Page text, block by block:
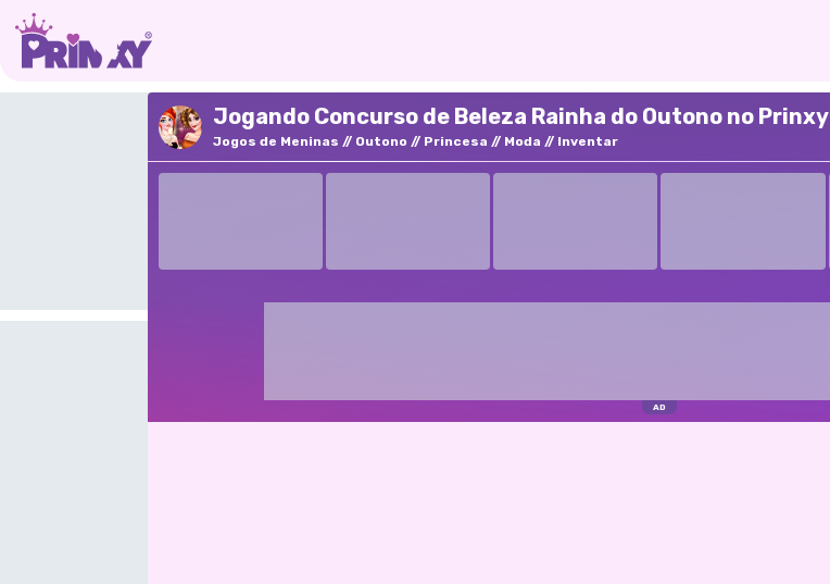
Jogando Concurso de Beleza Rainha do Outono no Prinxy
Jogos de Meninas Outono Princesa Moda Inventar